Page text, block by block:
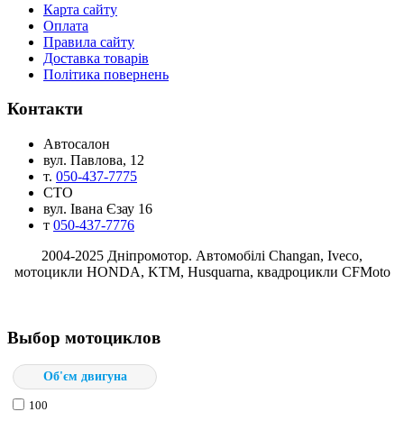
Карта сайту
Оплата
Правила сайту
Доставка товарів
Політика повернень
Контакти
Автосалон
вул. Павлова, 12
т. 050-437-7775
СТО
вул. Івана Єзау 16
т 050-437-7776
2004-2025 Днiпромотор. Автомобілі Changan, Iveco,
мотоцикли HONDA, KTM, Husquarna, квадроцикли CFMoto
Выбор мотоциклов
Об'єм двигуна
100